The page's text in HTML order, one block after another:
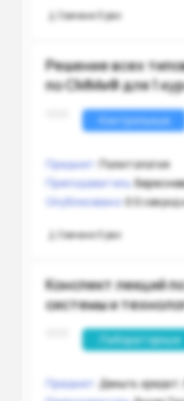
Скачано 0 раз
Решение всех
по СММиФ для 1
Контрольные
Предмет:
Политология
Преподаватель:
Опубликовано: 0 0
Скачано 0 раз
Конспект лекций
системы и
Лабораторные
Предмет: Деньги,